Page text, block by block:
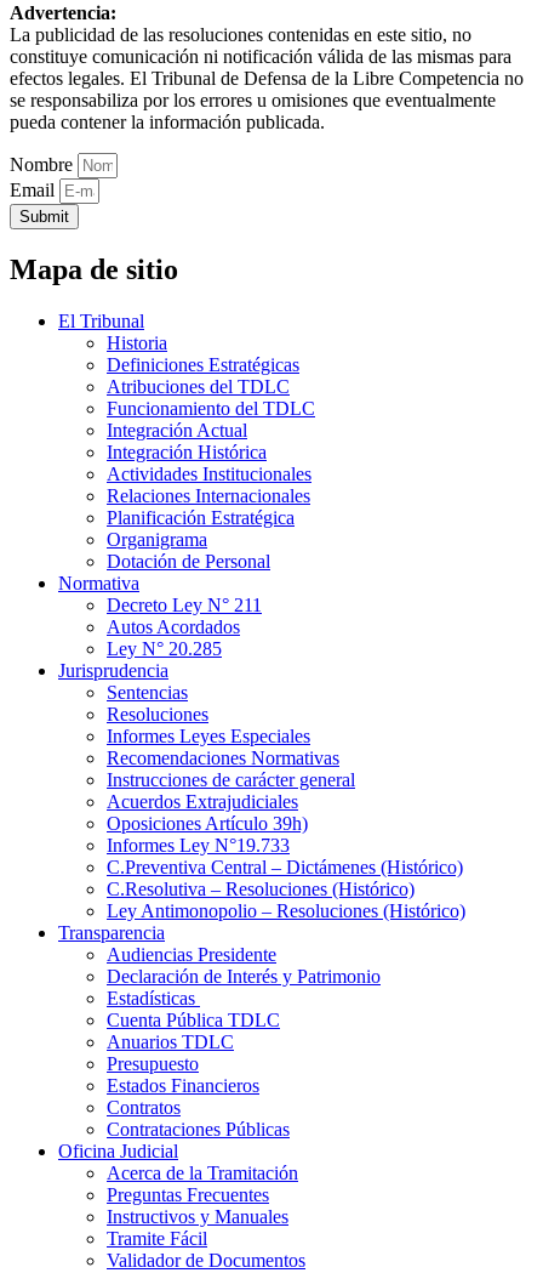
Advertencia:
La publicidad de las resoluciones contenidas en este sitio, no
constituye comunicación ni notificación válida de las mismas para
efectos legales. El Tribunal de Defensa de la Libre Competencia no
se responsabiliza por los errores u omisiones que eventualmente
pueda contener la información publicada.
Nombre
Email
Submit
Mapa de sitio
El Tribunal
Historia
Definiciones Estratégicas
Atribuciones del TDLC
Funcionamiento del TDLC
Integración Actual
Integración Histórica
Actividades Institucionales
Relaciones Internacionales
Planificación Estratégica
Organigrama
Dotación de Personal
Normativa
Decreto Ley N° 211
Autos Acordados
Ley N° 20.285
Jurisprudencia
Sentencias
Resoluciones
Informes Leyes Especiales
Recomendaciones Normativas
Instrucciones de carácter general
Acuerdos Extrajudiciales
Oposiciones Artículo 39h)
Informes Ley N°19.733
C.Preventiva Central – Dictámenes (Histórico)
C.Resolutiva – Resoluciones (Histórico)
Ley Antimonopolio – Resoluciones (Histórico)
Transparencia
Audiencias Presidente
Declaración de Interés y Patrimonio
Estadísticas
Cuenta Pública TDLC
Anuarios TDLC
Presupuesto
Estados Financieros
Contratos
Contrataciones Públicas
Oficina Judicial
Acerca de la Tramitación
Preguntas Frecuentes
Instructivos y Manuales
Tramite Fácil
Validador de Documentos